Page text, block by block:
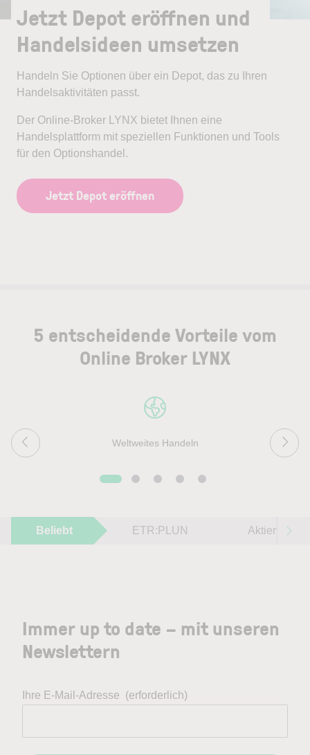
Jetzt Depot eröffnen und
Handelsideen umsetzen
Handeln Sie Optionen über ein Depot, das zu Ihren
Handelsaktivitäten passt.
Der Online-Broker LYNX bietet Ihnen eine
Handelsplattform mit speziellen Funktionen und Tools
für den Optionshandel.
Jetzt Depot eröffnen
5 entscheidende Vorteile vom
Online Broker LYNX
Weltweites Handeln
Beliebt ETR:PLUN Aktien im
Immer up to date – mit unseren
Newslettern
Ihre E-Mail-Adresse (erforderlich)